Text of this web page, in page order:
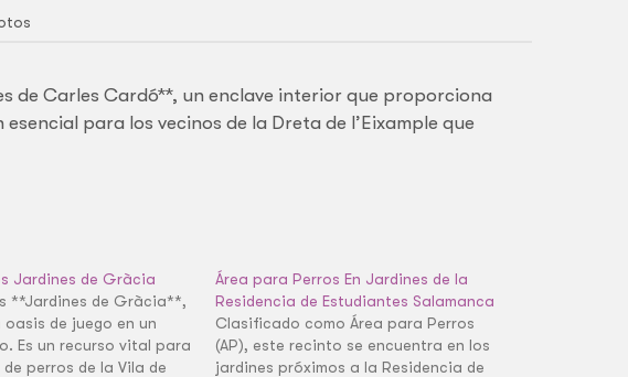
de Carles Cardó**, un enclave interior que proporciona
para los vecinos de la Dreta de l’Eixample que
Jardines de Gràcia
**Jardines de Gràcia**,
oasis de juego en un
Es un recurso vital para
perros de la Vila de
Área para Perros En Jardines de la
Residencia de Estudiantes Salamanca
Clasificado como Área para Perros
(AP), este recinto se encuentra en los
jardines próximos a la Residencia de